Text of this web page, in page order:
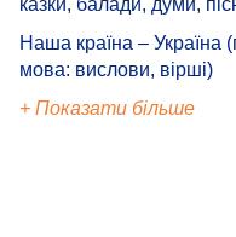
Наша країна – Україна
мова: вислови, вірші)
+ Показати більше